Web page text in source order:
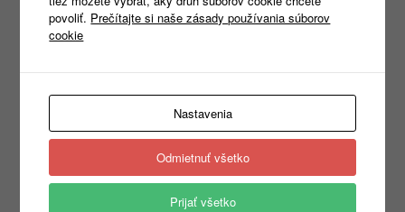
Products
search
Kategórie
povoliť. Prečítajte si naše zásady používania súborov
cookie
Nastavenia
Odmietnuť všetko
Prijať všetko